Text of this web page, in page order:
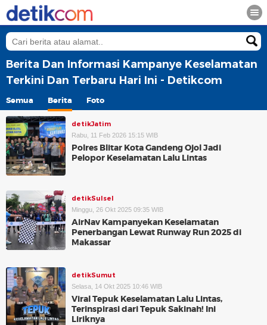
Berita Dan Informasi Kampanye Keselamatan
Terkini Dan Terbaru Hari Ini - Detikcom
Semua Berita Foto
detikJatim
Rabu, 11 Feb 2026 15:15 WIB
Polres Blitar Kota Gandeng Ojol Jadi
Pelopor Keselamatan Lalu Lintas
detikSulsel
Minggu, 26 Okt 2025 09:35 WIB
AirNav Kampanyekan Keselamatan
Penerbangan Lewat Runway Run 2025 di
Makassar
detikSumut
Selasa, 14 Okt 2025 10:46 WIB
Viral Tepuk Keselamatan Lalu Lintas,
Terinspirasi dari Tepuk Sakinah! Ini
Liriknya